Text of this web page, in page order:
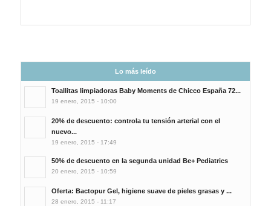
Lo más leído
Toallitas limpiadoras Baby Moments de Chicco España 72...
19 enero, 2015 - 10:00
20% de descuento: controla tu tensión arterial con el
nuevo...
19 enero, 2015 - 17:49
50% de descuento en la segunda unidad Be+ Pediatrics
20 enero, 2015 - 10:59
Oferta: Bactopur Gel, higiene suave de pieles grasas y ...
28 enero, 2015 - 11:17